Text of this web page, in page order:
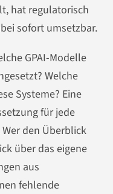
hat regulatorisch
sofort umsetzbar.
GPAI-Modelle
Welche
Systeme? Eine
für jede
den Überblick
über das eigene
aus
fehlende